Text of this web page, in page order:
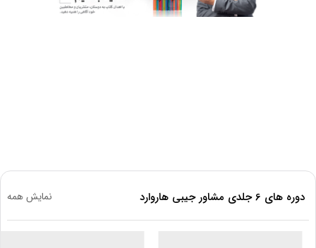
دوره های 6 جلدی مشاور جیبی هاروارد نمایش همه